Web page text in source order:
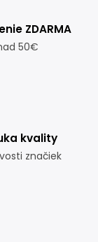
ZDARMA
50€
kvality
značiek